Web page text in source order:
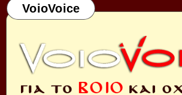
VoioVoice